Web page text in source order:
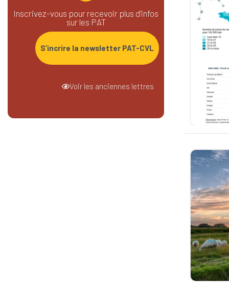
Inscrivez-vous pour recevoir plus d’infos
sur les PAT
S’incrire la newsletter PAT-CVL
Voir les anciennes lettres